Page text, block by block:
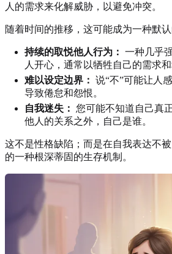
人的需求来化解威胁，以避免冲突。
随着时间的推移，这可能成为一种默
持续的取悦他人行为： 一种几乎
人开心，通常以牺牲自己的需求和
难以设定边界： 说“不”可能让人
导致倦怠和怨恨。
自我迷失： 您可能不知道自己真
他人的关系之外，自己是谁。
这不是性格缺陷；而是在自我表达不
的一种根深蒂固的生存机制。